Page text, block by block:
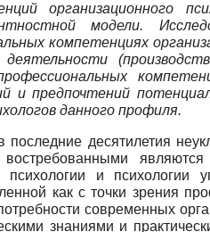
организационного
модели.
компетенциях
и предпочтений
данного профиля.
десятилетия
являются
и психологии
как с точки зрения
современных
знаниями и